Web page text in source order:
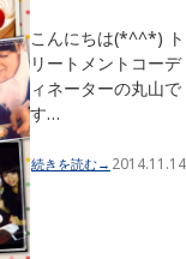
こんにちは(*^^*) ト
リートメントコーデ
ィネーターの丸山で
す…
続きを読む→ 2014.11.14